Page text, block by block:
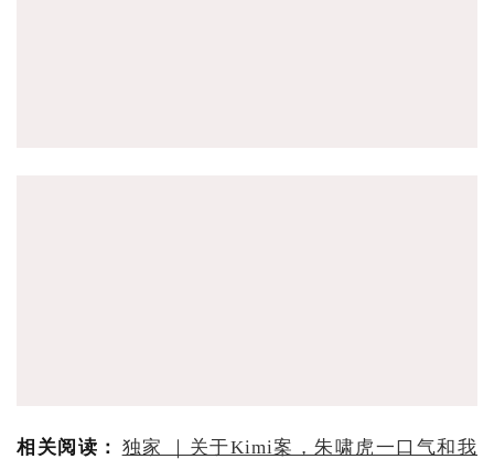
相关阅读： 独家 ｜关于Kimi案，朱啸虎一口气和我